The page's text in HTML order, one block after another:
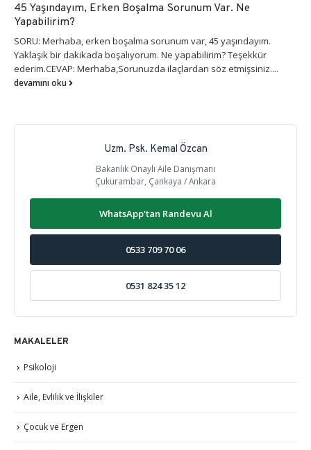
45 Yaşındayım, Erken Boşalma Sorunum Var. Ne
Yapabilirim?
SORU: Merhaba, erken boşalma sorunum var, 45 yaşındayım.
Yaklaşık bir dakikada boşalıyorum. Ne yapabilirim? Teşekkür
ederim.CEVAP: Merhaba,Sorunuzda ilaçlardan söz etmişsiniz....
devamını oku
Uzm. Psk. Kemal Özcan
Bakanlık Onaylı Aile Danışmanı
Çukurambar, Çankaya / Ankara
WhatsApp'tan Randevu Al
0533 709 70 06
0531 824 35 12
MAKALELER
Psikoloji
Aile, Evlilik ve İlişkiler
Çocuk ve Ergen